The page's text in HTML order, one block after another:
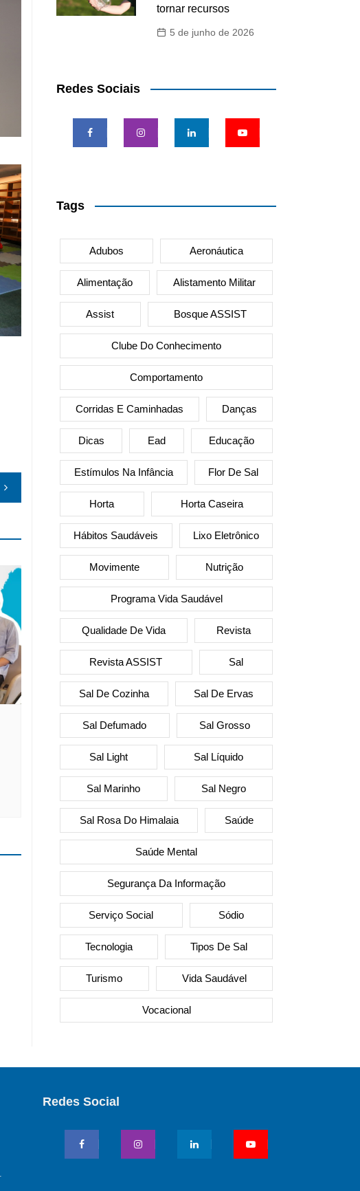
tornar recursos
5 de junho de 2026
Redes Sociais
Tags
Adubos Aeronáutica
Alimentação Alistamento Militar
Assist Bosque ASSIST
Clube Do Conhecimento
Comportamento
Corridas E Caminhadas Danças
Dicas Ead Educação
Estímulos Na Infância Flor De Sal
Horta Horta Caseira
Hábitos Saudáveis Lixo Eletrônico
Movimente Nutrição
Programa Vida Saudável
Qualidade De Vida Revista
Revista ASSIST Sal
Sal De Cozinha Sal De Ervas
Sal Defumado Sal Grosso
Sal Light Sal Líquido
Sal Marinho Sal Negro
Sal Rosa Do Himalaia Saúde
Saúde Mental
Segurança Da Informação
Serviço Social Sódio
Tecnologia Tipos De Sal
Turismo Vida Saudável
Vocacional
Redes Social